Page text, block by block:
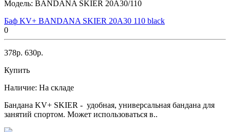
Модель: BANDANA SKIER 20A30/110
Баф KV+ BANDANA SKIER 20A30 110 black
0
378р. 630р.
Купить
Наличие: На складе
Бандана KV+ SKIER - удобная, универсальная бандана для
занятий спортом. Может использоваться в..